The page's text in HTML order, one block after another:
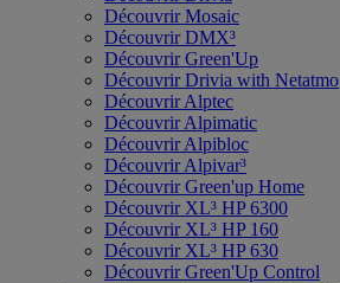
Découvrir Mosaic
Découvrir DMX³
Découvrir Green'Up
Découvrir Drivia with Netatmo
Découvrir Alptec
Découvrir Alpimatic
Découvrir Alpibloc
Découvrir Alpivar³
Découvrir Green'up Home
Découvrir XL³ HP 6300
Découvrir XL³ HP 160
Découvrir XL³ HP 630
Découvrir Green'Up Control